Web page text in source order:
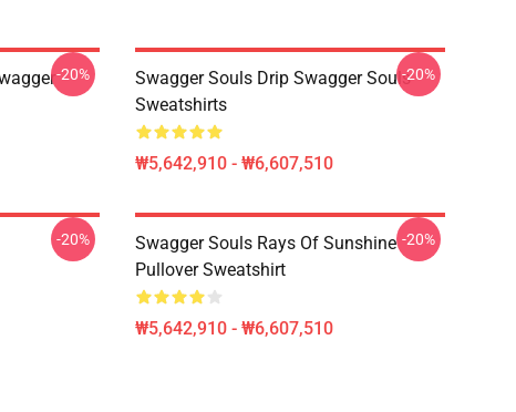
-20%
Swagger Souls Drip Swagger Souls
Sweatshirts
₩5,642,910 - ₩6,607,510
-20%
-20%
Swagger Souls Rays Of Sunshine
Pullover Sweatshirt
₩5,642,910 - ₩6,607,510
-20%